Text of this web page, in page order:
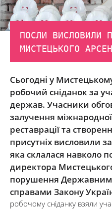
ПОСЛИ ВИСЛОВИЛИ
МИСТЕЦЬКОГО
Сьогодні у
робочий сніданок за
держав. Учасники
залучення
реставрації та
присутніх висловили
яка склалася навколо
директора
порушення Державним
справами Закону
робочому сніданку взяли